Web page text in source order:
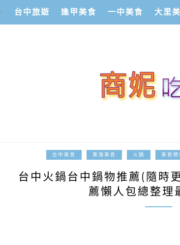
台中旅遊 逢甲美食 一中美食 大里
台中美食 東海美食 火鍋 美食總
台中火鍋台中鍋物推薦(隨時
薦懶人包總整理